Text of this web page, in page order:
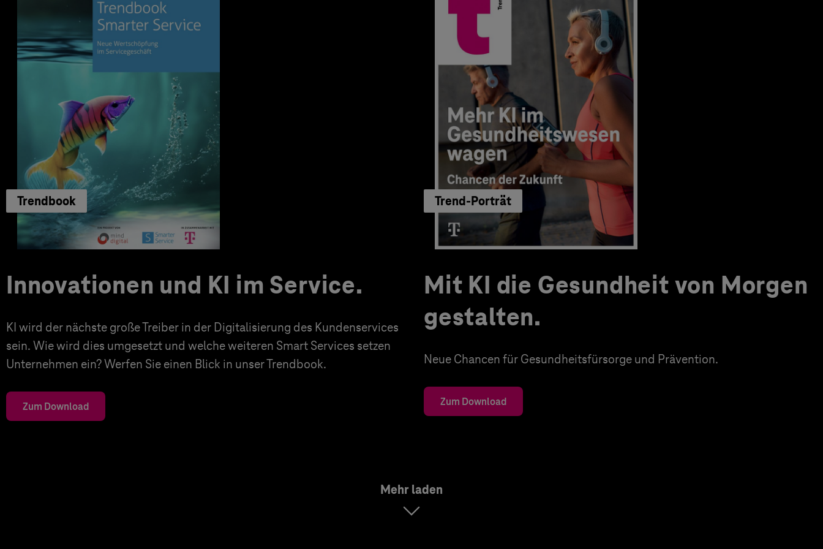
Trendbook
Innovationen und KI im Service.
KI wird der nächste große Treiber in der Digitalisierung des Kundenservices
sein. Wie wird dies umgesetzt und welche weiteren Smart Services setzen
Unternehmen ein? Werfen Sie einen Blick in unser Trendbook.
Zum Download
Trend-Porträt
Mit KI die Gesundheit von Morgen
gestalten.
Neue Chancen für Gesundheitsfürsorge und Prävention.
Zum Download
Mehr laden